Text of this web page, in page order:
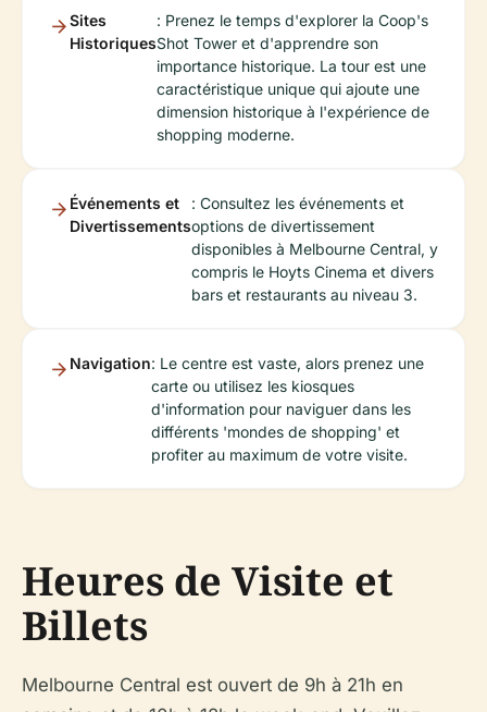
Sites
Historiques
: Prenez le temps d'explorer la Coop's
Shot Tower et d'apprendre son
importance historique. La tour est une
caractéristique unique qui ajoute une
dimension historique à l'expérience de
shopping moderne.
Événements et
Divertissements
: Consultez les événements et
options de divertissement
disponibles à Melbourne Central, y
compris le Hoyts Cinema et divers
bars et restaurants au niveau 3.
Navigation: Le centre est vaste, alors prenez une
carte ou utilisez les kiosques
d'information pour naviguer dans les
différents 'mondes de shopping' et
profiter au maximum de votre visite.
Heures de Visite et
Billets
Melbourne Central est ouvert de 9h à 21h en